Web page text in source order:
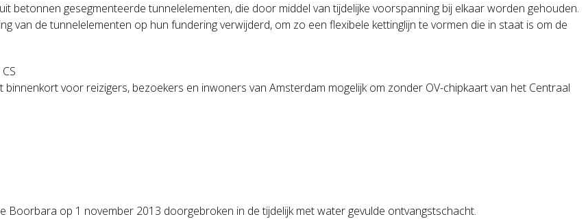
betonnen gesegmenteerde tunnelelementen, die door middel van tijdelijke voorspanning bij elkaar worden gehouden.
van de tunnelelementen op hun fundering verwijderd, om zo een flexibele kettinglijn te vormen die in staat is om de
voor reizigers, bezoekers en inwoners van Amsterdam mogelijk om zonder OV-chipkaart van het Centraal
op 1 november 2013 doorgebroken in de tijdelijk met water gevulde ontvangstschacht.